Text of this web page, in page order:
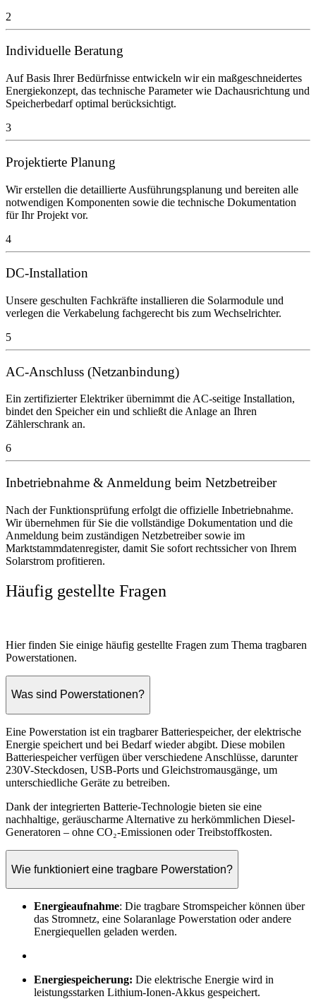
2
Individuelle Beratung
Auf Basis Ihrer Bedürfnisse entwickeln wir ein maßgeschneidertes
Energiekonzept, das technische Parameter wie Dachausrichtung und
Speicherbedarf optimal berücksichtigt.
3
Projektierte Planung
Wir erstellen die detaillierte Ausführungsplanung und bereiten alle
notwendigen Komponenten sowie die technische Dokumentation
für Ihr Projekt vor.
4
DC-Installation
Unsere geschulten Fachkräfte installieren die Solarmodule und
verlegen die Verkabelung fachgerecht bis zum Wechselrichter.
5
AC-Anschluss (Netzanbindung)
Ein zertifizierter Elektriker übernimmt die AC-seitige Installation,
bindet den Speicher ein und schließt die Anlage an Ihren
Zählerschrank an.
6
Inbetriebnahme & Anmeldung beim Netzbetreiber
Nach der Funktionsprüfung erfolgt die offizielle Inbetriebnahme.
Wir übernehmen für Sie die vollständige Dokumentation und die
Anmeldung beim zuständigen Netzbetreiber sowie im
Marktstammdatenregister, damit Sie sofort rechtssicher von Ihrem
Solarstrom profitieren.
Häufig gestellte Fragen
Hier finden Sie einige häufig gestellte Fragen zum Thema tragbaren
Powerstationen.
Was sind Powerstationen?
Eine Powerstation ist ein tragbarer Batteriespeicher, der elektrische
Energie speichert und bei Bedarf wieder abgibt. Diese mobilen
Batteriespeicher verfügen über verschiedene Anschlüsse, darunter
230V-Steckdosen, USB-Ports und Gleichstromausgänge, um
unterschiedliche Geräte zu betreiben.
Dank der integrierten Batterie-Technologie bieten sie eine
nachhaltige, geräuscharme Alternative zu herkömmlichen Diesel-
Generatoren – ohne CO₂-Emissionen oder Treibstoffkosten.
Wie funktioniert eine tragbare Powerstation?
Energieaufnahme: Die tragbare Stromspeicher können über
das Stromnetz, eine Solaranlage Powerstation oder andere
Energiequellen geladen werden.
Energiespeicherung: Die elektrische Energie wird in
leistungsstarken Lithium-Ionen-Akkus gespeichert.